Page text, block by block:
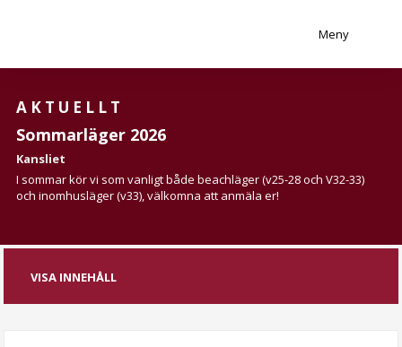
Meny
AKTUELLT
Sommarläger 2026
Kansliet
I sommar kör vi som vanligt både beachläger (v25-28 och V32-33)
och inomhusläger (v33), välkomna att anmäla er!
VISA INNEHÅLL